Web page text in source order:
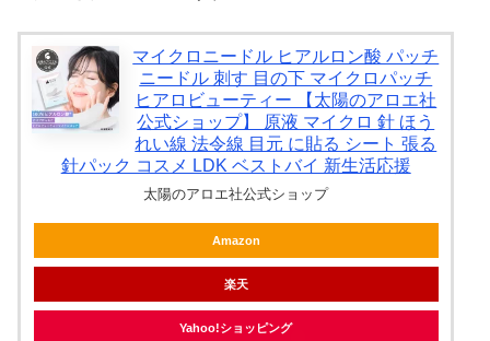
マイクロニードル ヒアルロン酸 パッチ
ニードル 刺す 目の下 マイクロパッチ
ヒアロビューティー 【太陽のアロエ社
公式ショップ】 原液 マイクロ 針 ほう
れい線 法令線 目元 に貼る シート 張る
針パック コスメ LDK ベストバイ 新生活応援
太陽のアロエ社公式ショップ
Amazon
楽天
Yahoo!ショッピング